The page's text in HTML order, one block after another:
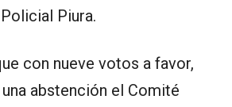
Piura.
con nueve votos a favor,
abstención el Comité